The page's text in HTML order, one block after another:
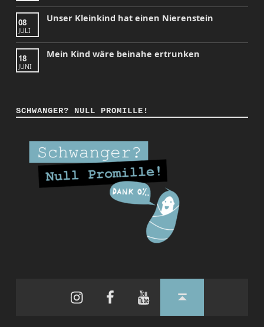
08
JULI
Unser Kleinkind hat einen Nierenstein
18
JUNI
Mein Kind wäre beinahe ertrunken
SCHWANGER? NULL PROMILLE!
FacebookYouTubeBack to top ↑